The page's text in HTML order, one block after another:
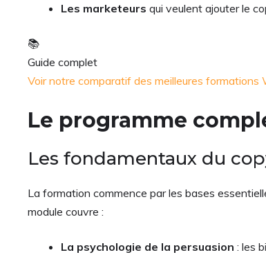
Les marketeurs qui veulent ajouter le
📚
Guide complet
Voir notre comparatif des meilleures
Le programme
Les fondamentaux du
La formation commence par les bases
module couvre :
La psychologie de la persuasion : les